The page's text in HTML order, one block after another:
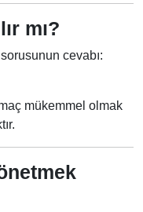
mı?
sorusunun cevabı:
mükemmel olmak